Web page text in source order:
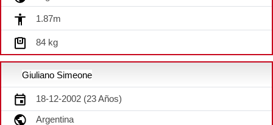
1.87m
84 kg
Giuliano Simeone
18-12-2002 (23 Años)
Argentina